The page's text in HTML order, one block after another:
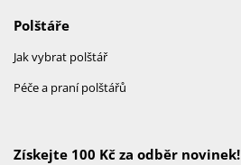
Polštáře
Jak vybrat polštář
Péče a praní polštářů
Získejte 100 Kč za odběr novinek!